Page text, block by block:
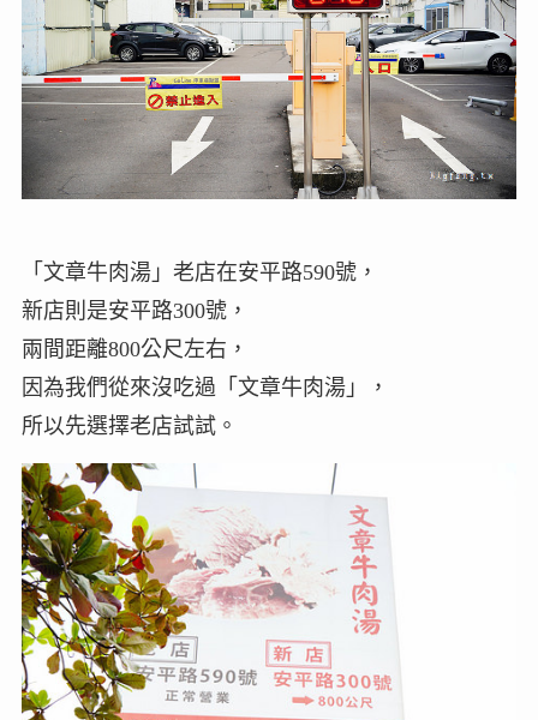
「文章牛肉湯」老店在安平路590號，
新店則是安平路300號，
兩間距離800公尺左右，
因為我們從來沒吃過「文章牛肉湯」，
所以先選擇老店試試。